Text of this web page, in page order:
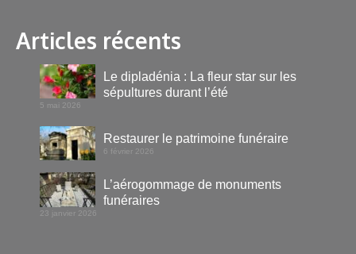
Articles récents
Le dipladénia : La fleur star sur les
sépultures durant l’été
5 mai 2026
Restaurer le patrimoine funéraire
6 février 2026
L’aérogommage de monuments
funéraires
23 janvier 2026